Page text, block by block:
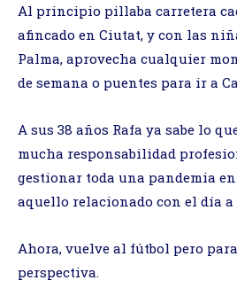
Al principio pillaba carretera
afincado en Ciutat, y con las
Palma, aprovecha cualquier
de semana o puentes para ir a
A sus 38 años Rafa ya sabe lo
mucha responsabilidad
gestionar toda una pandemia
aquello relacionado con el día a
Ahora, vuelve al fútbol pero
perspectiva.